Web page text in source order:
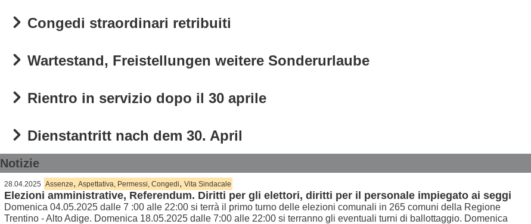
Congedi straordinari retribuiti
Wartestand, Freistellungen weitere Sonderurlaube
Rientro in servizio dopo il 30 aprile
Dienstantritt nach dem 30. April
Notizie
28.04.2025 Assenze, Aspettativa, Permessi, Congedi, Vita Sindacale
Elezioni amministrative, Referendum. Diritti per gli elettori, diritti per il personale impiegato ai seggi
Domenica 04.05.2025 dalle 7 :00 alle 22:00 si terrà il primo turno delle elezioni comunali in 265 comuni della Regione
Trentino - Alto Adige. Domenica 18.05.2025 dalle 7:00 alle 22:00 si terranno gli eventuali turni di ballottaggio. Domenica